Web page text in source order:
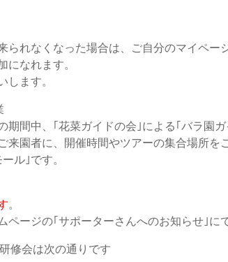
られなくなった場合は、ご自分のマイペー
になれます。
します。
期間中、｢花菜ガイドの会｣による｢バラ園
来園者に、開催時間やツアーの集合場所を
ル｣です。
。
ページの｢サポーターさんへのお知らせ｣に
修会は次の通りです